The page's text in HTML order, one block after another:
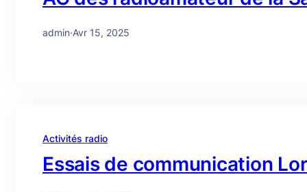
admin·Avr 15, 2025
Activités radio
Essais de communication